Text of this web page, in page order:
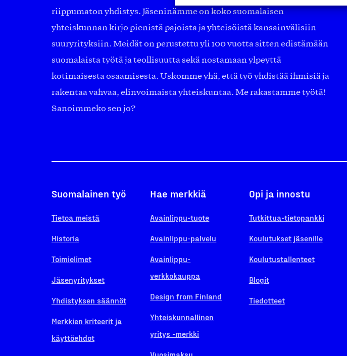
riippumaton yhdistys. Jäseninämme on koko suomalaisen
yhteiskunnan kirjo pienistä pajoista ja yhteisöistä kansainvälisiin
suuryrityksiin. Meidät on perustettu yli 100 vuotta sitten edistämään
suomalaista työtä ja teollisuutta sekä nostamaan ylpeyttä
kotimaisesta osaamisesta. Uskomme yhä, että työ yhdistää ihmisiä ja
rakentaa vahvaa, elinvoimaista yhteiskuntaa. Me rakastamme työtä!
Sanoimmeko sen jo?
Suomalainen työ
Tietoa meistä
Historia
Toimielimet
Jäsenyritykset
Yhdistyksen säännöt
Merkkien kriteerit ja
käyttöehdot
Hae merkkiä
Avainlippu-tuote
Avainlippu-palvelu
Avainlippu-
verkkokauppa
Design from Finland
Yhteiskunnallinen
yritys -merkki
Opi ja innostu
Tutkittua-tietopankki
Koulutukset jäsenille
Koulutustallenteet
Blogit
Tiedotteet